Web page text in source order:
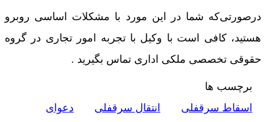
درصورتی‌که شما در این مورد با مشکلات اساسی روبرو
هستید، کافی است با وکیل با تجربه امور تجاری در گروه
حقوقی تخصصی ملکی اداری تماس بگیرید .
برچسب ها
اسقاط سرقفلی
انتقال سرقفلی
دعوای